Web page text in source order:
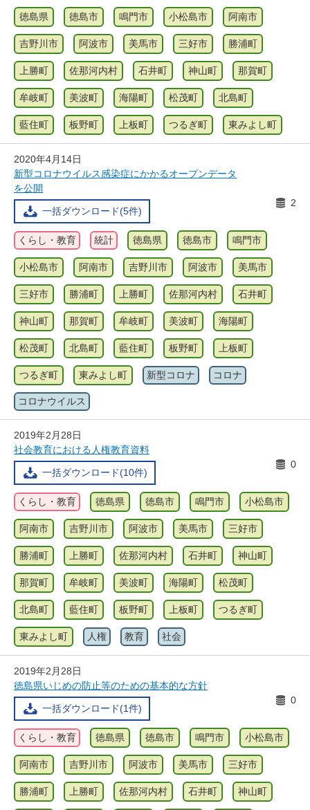
徳島県 徳島市 鳴門市 小松島市 阿南市
吉野川市 阿波市 美馬市 三好市 勝浦町
上勝町 佐那河内村 石井町 神山町 那賀町
牟岐町 美波町 海陽町 松茂町 北島町
藍住町 板野町 上板町 つるぎ町 東みよし町
2020年4月14日
新型コロナウイルス感染症にかかるオープンデータ
を公開
一括ダウンロード(5件)
2
くらし・教育 統計 徳島県 徳島市 鳴門市
小松島市 阿南市 吉野川市 阿波市 美馬市
三好市 勝浦町 上勝町 佐那河内村 石井町
神山町 那賀町 牟岐町 美波町 海陽町
松茂町 北島町 藍住町 板野町 上板町
つるぎ町 東みよし町 新型コロナ コロナ
コロナウイルス
2019年2月28日
社会教育における人権教育資料
一括ダウンロード(10件)
0
くらし・教育 徳島県 徳島市 鳴門市 小松島市
阿南市 吉野川市 阿波市 美馬市 三好市
勝浦町 上勝町 佐那河内村 石井町 神山町
那賀町 牟岐町 美波町 海陽町 松茂町
北島町 藍住町 板野町 上板町 つるぎ町
東みよし町 人権 教育 社会
2019年2月28日
徳島県いじめの防止等のための基本的な方針
一括ダウンロード(1件)
0
くらし・教育 徳島県 徳島市 鳴門市 小松島市
阿南市 吉野川市 阿波市 美馬市 三好市
勝浦町 上勝町 佐那河内村 石井町 神山町